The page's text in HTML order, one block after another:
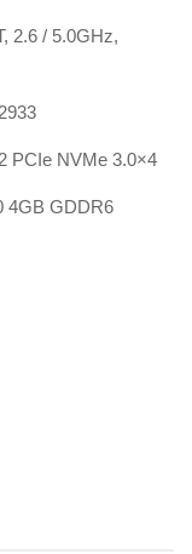
2.6 / 5.0GHz,
PCIe NVMe 3.0×4
4GB GDDR6